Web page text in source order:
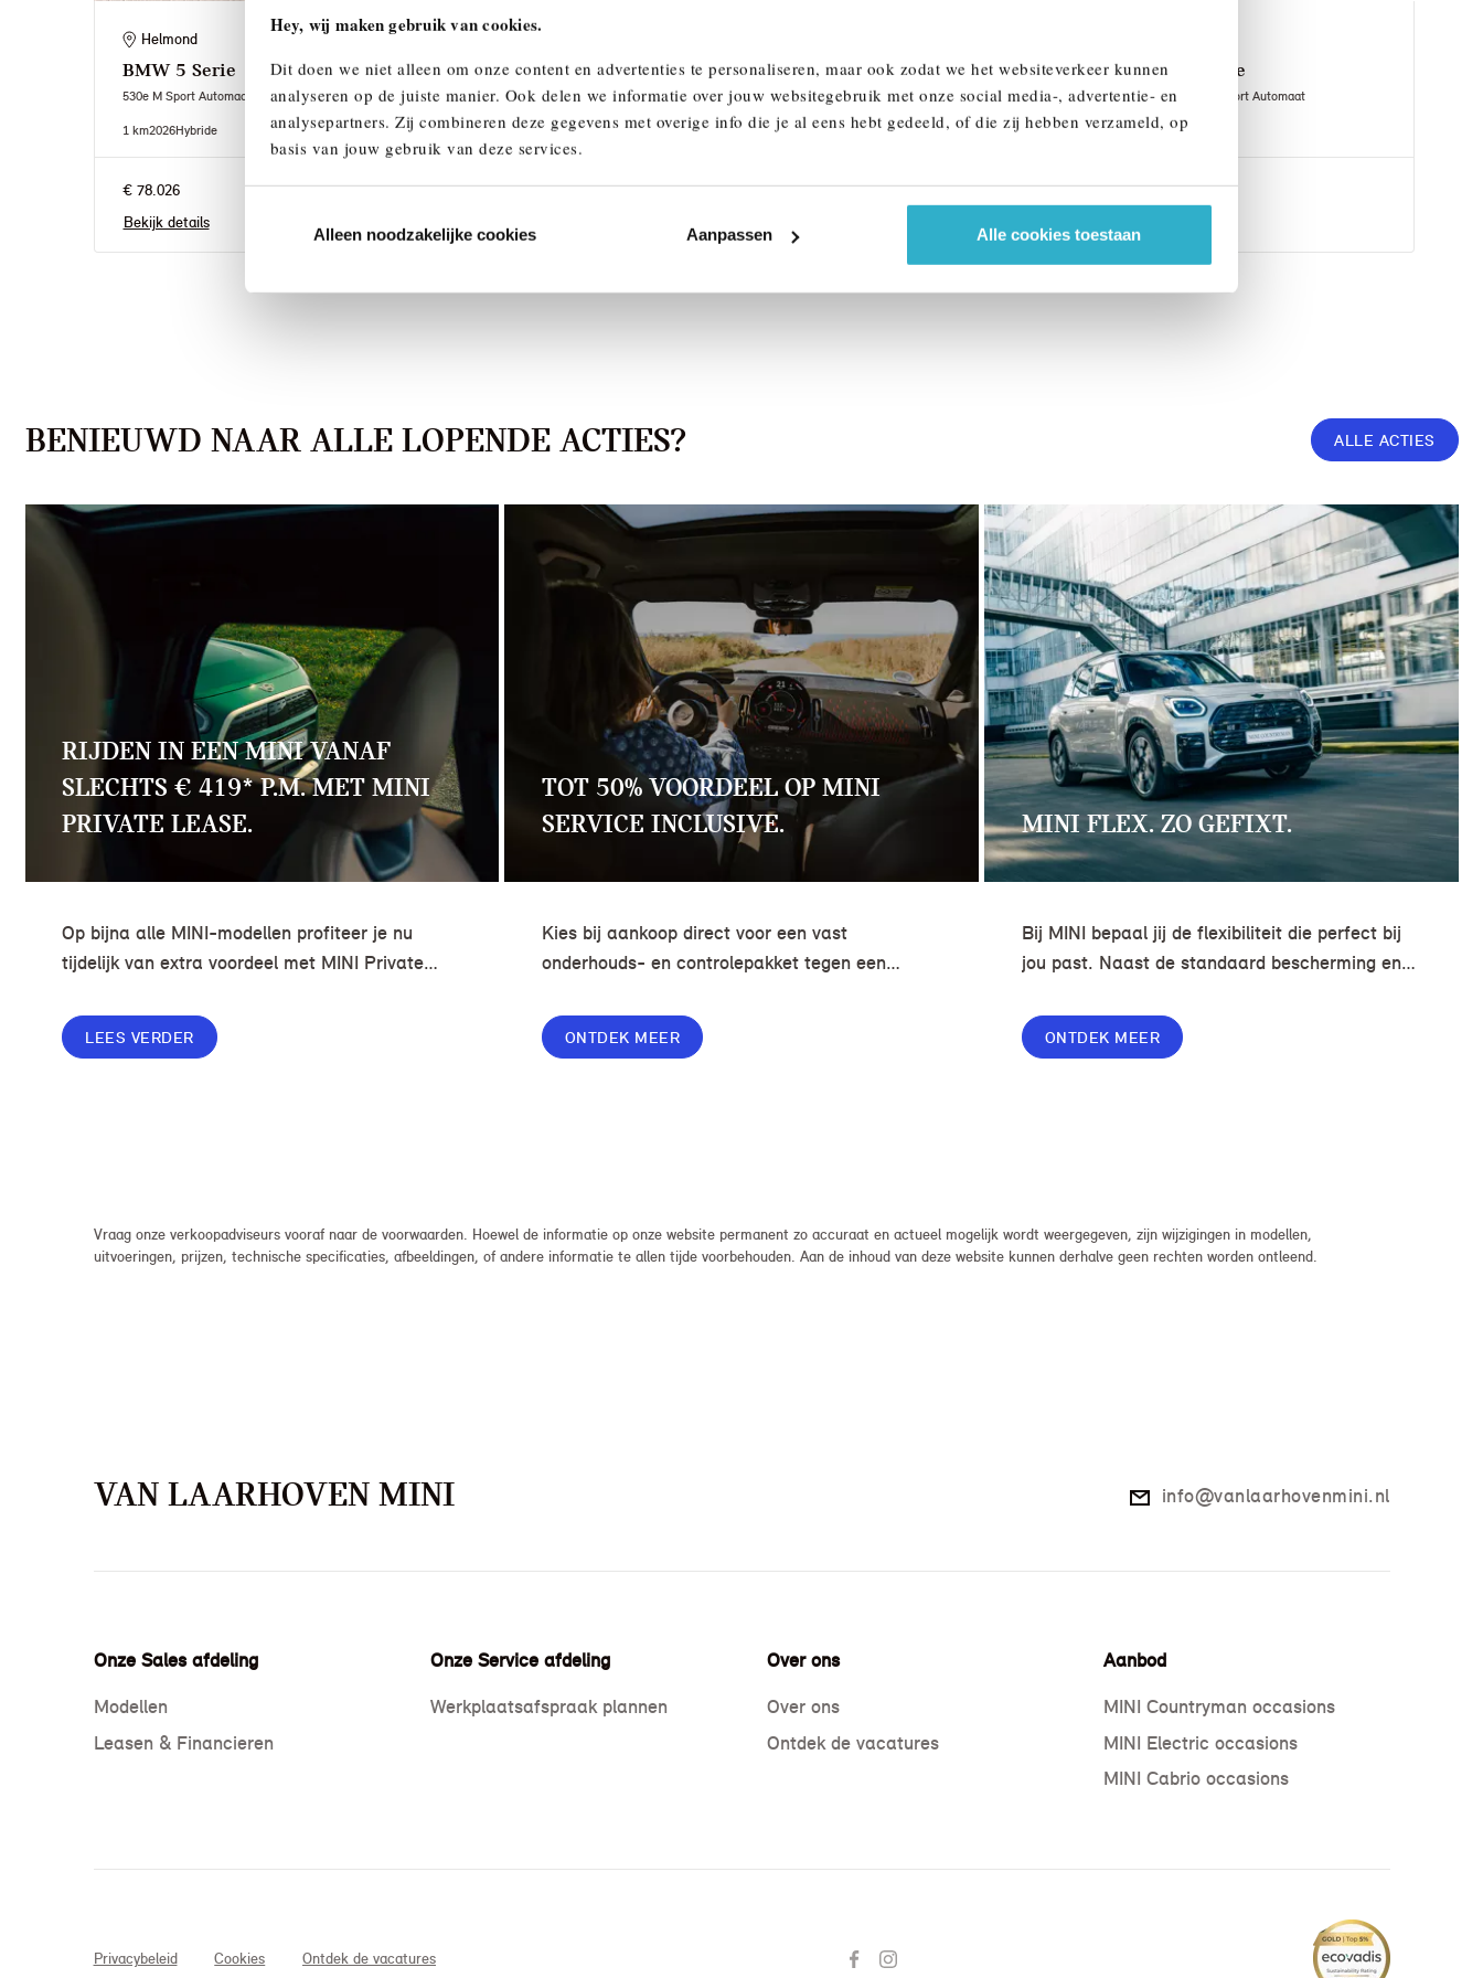
Hey, wij maken gebruik van cookies.
Dit doen we niet alleen om onze content en advertenties te personaliseren, maar ook zodat we het websiteverkeer kunnen
analyseren op de juiste manier. Ook delen we informatie over jouw websitegebruik met onze social media-, advertentie- en
analysepartners. Zij combineren deze gegevens met overige info die je al eens hebt gedeeld, of die zij hebben verzameld, op
basis van jouw gebruik van deze services.
Alleen noodzakelijke cookies Aanpassen Alle cookies toestaan
Helmond
BMW 5 Serie
530e M Sport Automaat
1 km2026Hybride
€ 78.026
Bekijk details
BMW 5 Serie
530e M Sport Automaat
1 km2026 Hybride
€ 79.412
BMW 5 Serie
530e M Sport Automaat
1 km2026 Hybride
€ 81.017
BMW 5 Serie
Touring 530e M Sport Automaat
1 km2026Hybride
€ 82.195
BENIEUWD NAAR ALLE LOPENDE ACTIES? ALLE ACTIES
RIJDEN IN EEN MINI VANAF
SLECHTS € 419* P.M. MET MINI
PRIVATE LEASE.
Op bijna alle MINI-modellen profiteer je nu
tijdelijk van extra voordeel met MINI Private
maand, in plaats van € 449. Afhankelijk van de
uitvoering kan jouw voordeel nog verder
LEES VERDER
TOT 50% VOORDEEL OP MINI
SERVICE INCLUSIVE.
Kies bij aankoop direct voor een vast
onderhouds- en controlepakket tegen een
onverwachte kosten kunt rijden.
ONTDEK MEER
MINI FLEX. ZO GEFIXT.
Bij MINI bepaal jij de flexibiliteit die perfect bij
jou past. Naast de standaard bescherming en
lease nog meer flexibiliteit met Switch of Flex
Premium.
ONTDEK MEER
Vraag onze verkoopadviseurs vooraf naar de voorwaarden. Hoewel de informatie op onze website permanent zo accuraat en actueel mogelijk wordt weergegeven, zijn wijzigingen in modellen,
uitvoeringen, prijzen, technische specificaties, afbeeldingen, of andere informatie te allen tijde voorbehouden. Aan de inhoud van deze website kunnen derhalve geen rechten worden ontleend.
VAN LAARHOVEN MINI info@vanlaarhovenmini.nl
Onze Sales afdeling
Modellen
Leasen & Financieren
Onze Service afdeling
Werkplaatsafspraak plannen
Over ons
Over ons
Ontdek de vacatures
Aanbod
MINI Countryman occasions
MINI Electric occasions
MINI Cabrio occasions
Privacybeleid Cookies Ontdek de vacatures